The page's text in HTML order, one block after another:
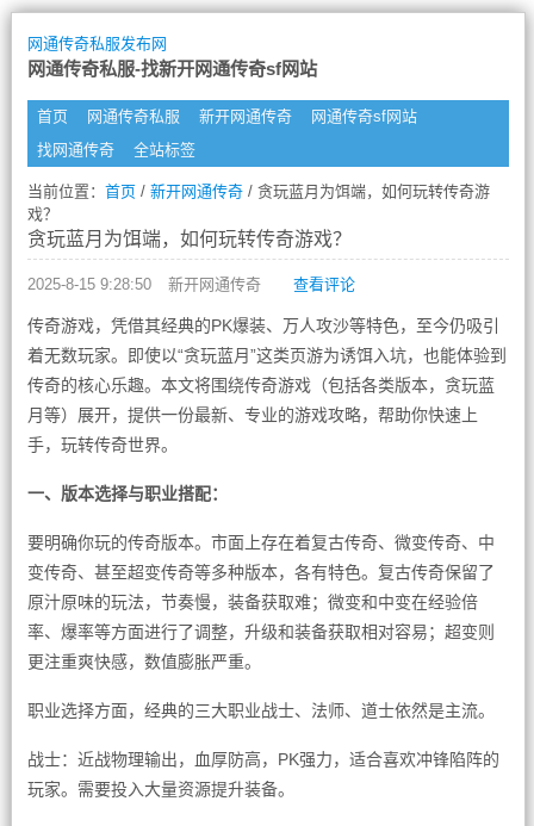
网通传奇私服发布网
网通传奇私服-找新开网通传奇sf网站
首页 网通传奇私服 新开网通传奇
网通传奇sf网站
找网通传奇
全站标签
当前位置： 首页/ 新开网通传奇/ 贪玩蓝月为饵端，如何玩转传奇游
戏？
贪玩蓝月为饵端，如何玩转传奇游戏？
2025-8-15 9:28:50 新开网通传奇 查看评论
传奇游戏，凭借其经典的PK爆装、万人攻沙等特色，至今仍吸引
着无数玩家。即使以“贪玩蓝月”这类页游为诱饵入坑，也能体验到
传奇的核心乐趣。本文将围绕传奇游戏（包括各类版本，贪玩蓝
月等）展开，提供一份最新、专业的游戏攻略，帮助你快速上
手，玩转传奇世界。
一、版本选择与职业搭配：
要明确你玩的传奇版本。市面上存在着复古传奇、微变传奇、中
变传奇、甚至超变传奇等多种版本，各有特色。复古传奇保留了
原汁原味的玩法，节奏慢，装备获取难；微变和中变在经验倍
率、爆率等方面进行了调整，升级和装备获取相对容易；超变则
更注重爽快感，数值膨胀严重。
职业选择方面，经典的三大职业战士、法师、道士依然是主流。
战士：近战物理输出，血厚防高，PK强力，适合喜欢冲锋陷阵的
玩家。需要投入大量资源提升装备。